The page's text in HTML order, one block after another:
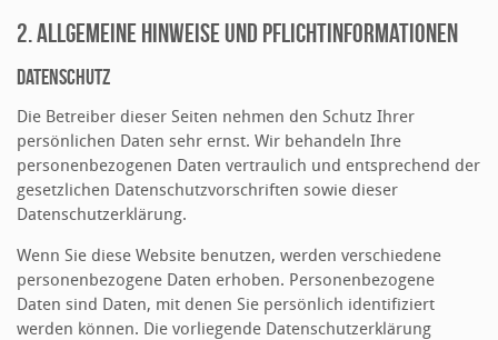
2. ALLGEMEINE HINWEISE UND PFLICHTINFORMATIONEN
Datenschutz
Die Betreiber dieser Seiten nehmen den Schutz Ihrer
persönlichen Daten sehr ernst. Wir behandeln Ihre
personenbezogenen Daten vertraulich und entsprechend der
gesetzlichen Datenschutzvorschriften sowie dieser
Datenschutzerklärung.
Wenn Sie diese Website benutzen, werden verschiedene
personenbezogene Daten erhoben. Personenbezogene
Daten sind Daten, mit denen Sie persönlich identifiziert
werden können. Die vorliegende Datenschutzerklärung